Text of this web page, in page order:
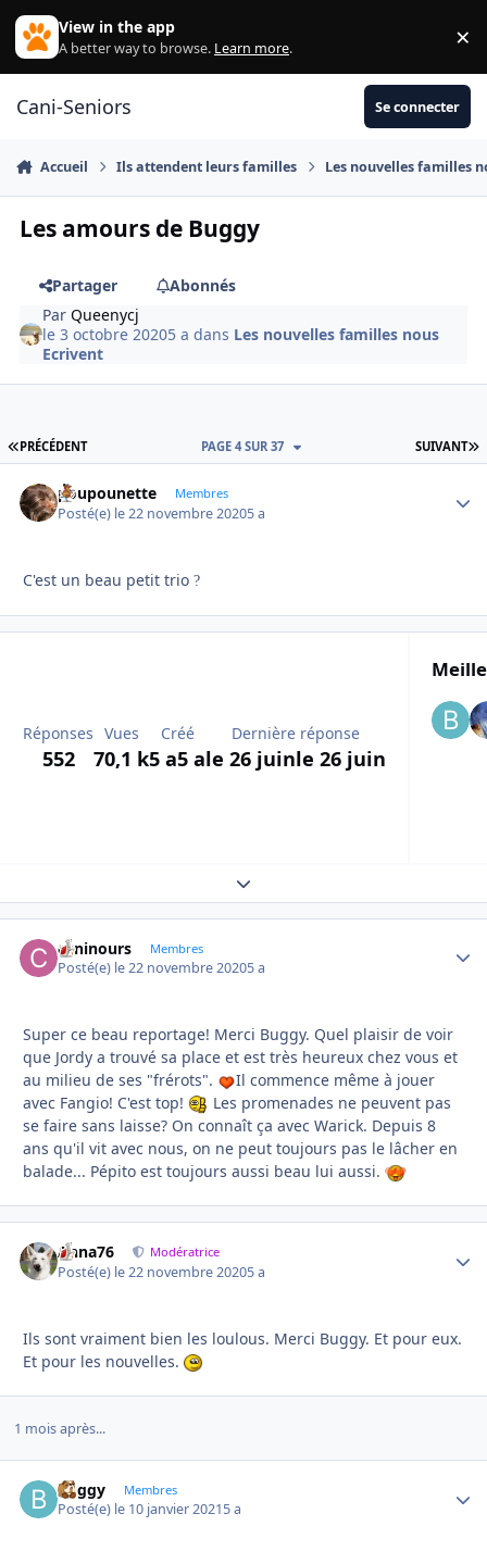
Aller au contenu
View in the app
A better way to browse. Learn more. ×
Cani-Seniors Se connecter
Accueil Ils attendent leurs familles Les nouvelles familles
Les amours de Buggy
Partager
Abonnés
ParQueenycj
le 3 octobre 20205 a dans Les nouvelles familles nous
Ecrivent
PREMIÈRE PAGE
PRÉCÉDENT SUIVANT
PAGE 4 SUR 37
poupounette Membres
Posté(e) le 22 novembre 20205 a
C'est un beau petit trio ?
Réponses
552
Vues
70,1 k
Créé
5 a5 a
Dernière réponse
le 26 juinle 26 juin
Expand topic overview
caninours Membres
Posté(e) le 22 novembre 20205 a
Super ce beau reportage! Merci Buggy. Quel plaisir de voir
que Jordy a trouvé sa place et est très heureux chez vous et
au milieu de ses "frérots".
Il commence même à jouer
avec Fangio! C'est top!
Les promenades ne peuvent pas
se faire sans laisse? On connaît ça avec Warick. Depuis 8
ans qu'il vit avec nous, on ne peut toujours pas le lâcher en
balade... Pépito est toujours aussi beau lui aussi.
Anna76 Modératrice
Posté(e) le 22 novembre 20205 a
Ils sont vraiment bien les loulous. Merci Buggy. Et pour eux.
Et pour les nouvelles.
1 mois après...
buggy Membres
Posté(e) le 10 janvier 20215 a